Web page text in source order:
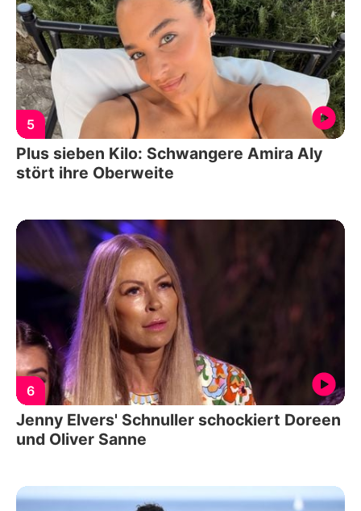
5
Plus sieben Kilo: Schwangere Amira Aly
stört ihre Oberweite
6
Jenny Elvers' Schnuller schockiert Doreen
und Oliver Sanne